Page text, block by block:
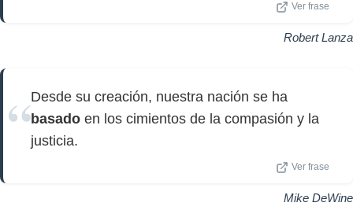
Ver frase
Robert Lanza
Desde su creación, nuestra nación se ha
basado en los cimientos de la compasión y la
justicia.
Ver frase
Mike DeWine